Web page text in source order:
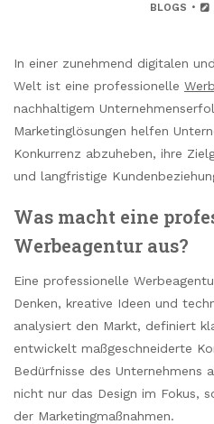
BLOGS
In einer zunehmend digitalen
Welt ist eine professionelle
nachhaltigem
Marketinglösungen helfen
Konkurrenz abzuheben, ihre
und langfristige
Was macht eine
Werbeagentur aus?
Eine professionelle
Denken, kreative Ideen und
analysiert den Markt, definiert
entwickelt maßgeschneiderte
Bedürfnisse des Unternehmens
nicht nur das Design im Fokus,
der Marketingmaßnahmen.